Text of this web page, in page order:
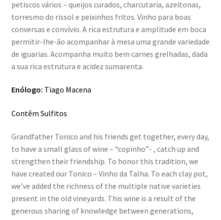
petiscos vários – queijos curados, charcutaria, azeitonas,
torresmo do rissol e peixinhos fritos. Vinho para boas
conversas e convívio. A rica estrutura e amplitude em boca
permitir-lhe-ão acompanhar à mesa uma grande variedade
de iguarias. Acompanha muito bem carnes grelhadas, dada
a sua rica estrutura e acidez sumarenta.
Enólogo: Tiago Macena
Contêm Sulfitos
Grandfather Tonico and his friends get together, every day,
to have a small glass of wine – “copinho”- , catch up and
strengthen their friendship. To honor this tradition, we
have created our Tonico – Vinho da Talha. To each clay pot,
we’ve added the richness of the multiple native varieties
present in the old vineyards. This wine is a result of the
generous sharing of knowledge between generations,